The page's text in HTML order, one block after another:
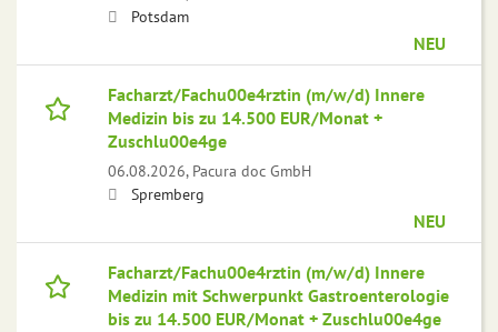
Potsdam
NEU
Facharzt/Fachu00e4rztin (m/w/d) Innere
Medizin bis zu 14.500 EUR/Monat +
Zuschlu00e4ge
06.08.2026, Pacura doc GmbH
Spremberg
NEU
Facharzt/Fachu00e4rztin (m/w/d) Innere
Medizin mit Schwerpunkt Gastroenterologie
bis zu 14.500 EUR/Monat + Zuschlu00e4ge